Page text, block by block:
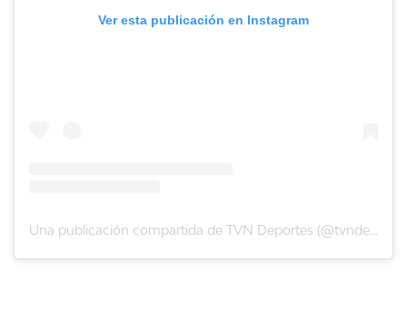
Ver esta publicación en Instagram